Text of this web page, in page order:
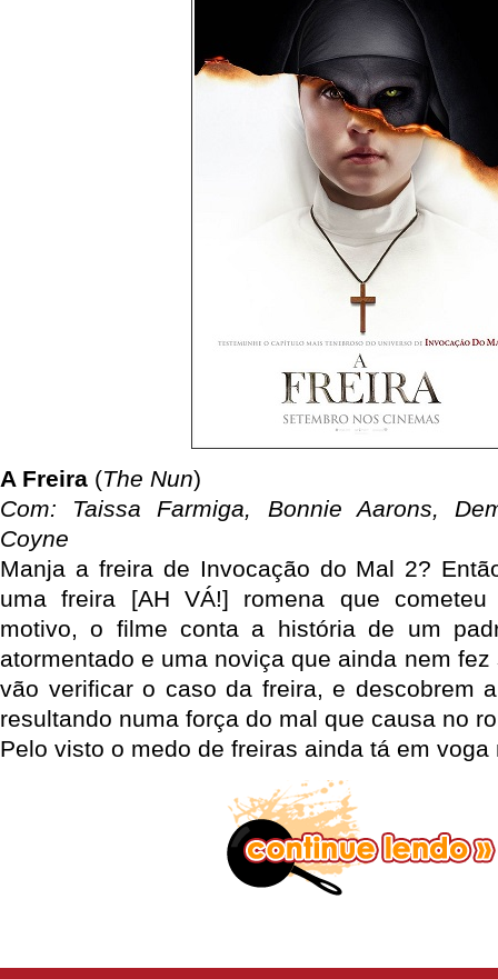
A Freira (The Nun)
Com: Taissa Farmiga, Bonnie Aarons,
Coyne
Manja a freira de Invocação do Mal 2?
uma freira [AH VÁ!] romena que
motivo, o filme conta a história de um
atormentado e uma noviça que ainda nem
vão verificar o caso da freira, e descobrem
resultando numa força do mal que causa no
Pelo visto o medo de freiras ainda tá em voga